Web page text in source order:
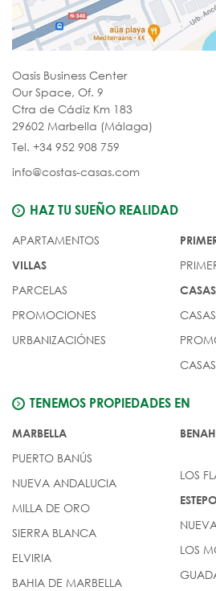
Oasis Business Center
Our Space, Of. 9
Ctra de Cádiz Km 183
29602 Marbella (Málaga)
Tel. +34 952 908 759
info@costas-casas.com
HAZ TU SUEÑO REALIDAD
APARTAMENTOS
VILLAS
PARCELAS
PROMOCIONES
URBANIZACIÓNES
TENEMOS PROPIEDADES EN
MARBELLA
PUERTO BANÚS
NUEVA ANDALUCIA
MILLA DE ORO
SIERRA BLANCA
ELVIRIA
BAHIA DE MARBELLA
LOS
LOS